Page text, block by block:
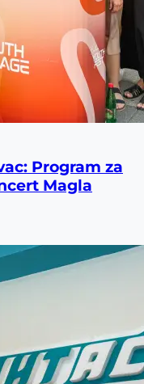
Program za
Magla